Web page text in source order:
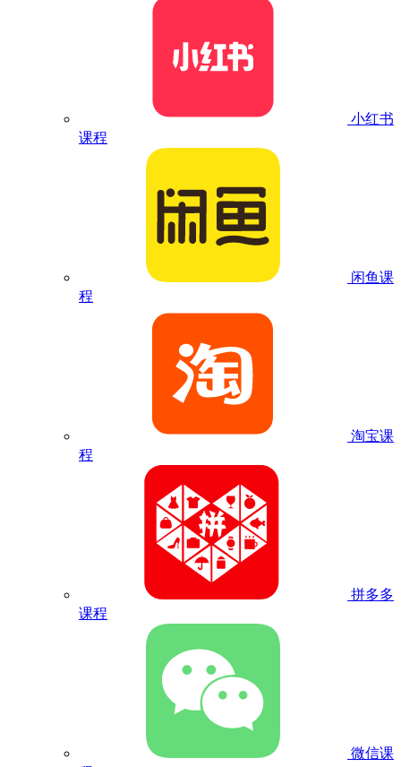
小红书
课程
闲鱼课
程
淘宝课
程
拼多多
课程
微信课